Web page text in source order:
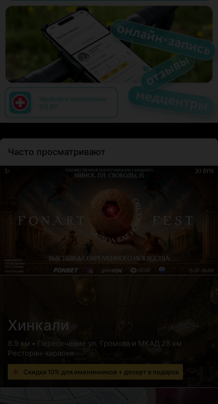
Часто просматривают
Хинкали
8.9 км • Пересечение ул. Громова и МКАД 28 км
Ресторан-караоке
Скидка 10% для именинников + десерт в подарок